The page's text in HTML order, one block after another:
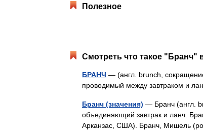
Полезное
Смотреть что такое "Бранч"
БРАНЧ — (англ. brunch,
проводимый между завтраком и
Бранч (значения) — Бранч (англ.
объединяющий завтрак и ланч.
Арканзас, США). Бранч, Мишель